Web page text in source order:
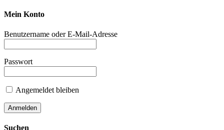
Mein Konto
Benutzername oder E-Mail-Adresse
Passwort
Angemeldet bleiben
Suchen